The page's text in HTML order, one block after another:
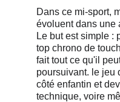
Dans ce mi-sport,
évoluent dans une
Le but est simple :
top chrono de
fait tout ce qu'il
poursuivant. le jeu
côté enfantin et
technique, voire